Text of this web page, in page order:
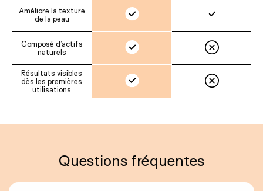
Améliore la texture
de la peau
Composé d’actifs
naturels
Résultats visibles
dès les premières
utilisations
Questions fréquentes